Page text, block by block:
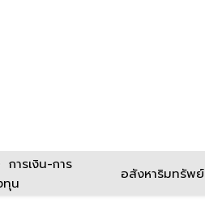
การเงิน-การ
ทุน
อสังหาริมทรัพย์